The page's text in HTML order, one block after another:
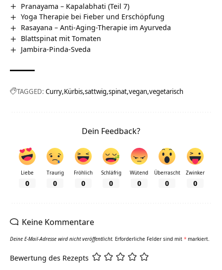
Pranayama – Kapalabhati (Teil 7)
Yoga Therapie bei Fieber und Erschöpfung
Rasayana – Anti-Aging-Therapie im Ayurveda
Blattspinat mit Tomaten
Jambira-Pinda-Sveda
TAGGED: Curry Kürbis sattwig spinat vegan vegetarisch
Dein Feedback?
Liebe
0
Traurig
0
Fröhlich
0
Schläfrig
0
Wütend
0
Überrascht
0
Zwinker
0
Keine Kommentare
Deine E-Mail-Adresse wird nicht veröffentlicht. Erforderliche Felder sind mit * markiert.
Bewertung des Rezepts